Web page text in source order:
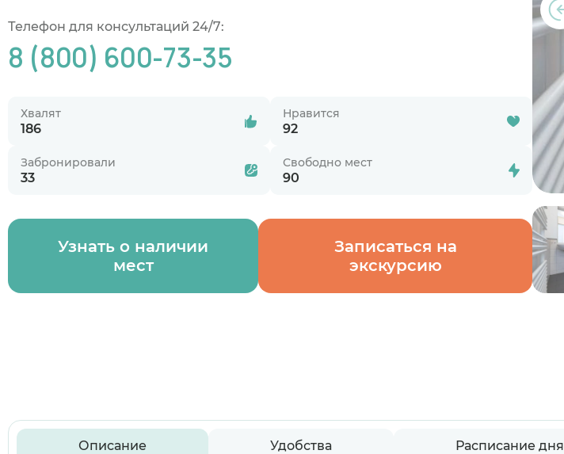
Телефон для консультаций 24/7:
8 (800) 600-73-35
Хвалят
186
Нравится
92
Забронировали
33
Свободно мест
90
Узнать о наличии
мест
Записаться на
экскурсию
Описание Удобства Расписание дня